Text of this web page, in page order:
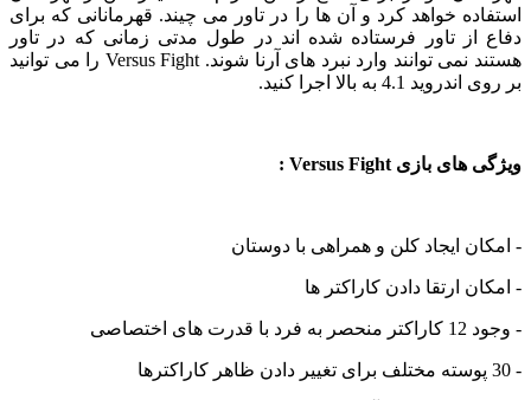
استفاده خواهد کرد و آن ها را در تاور می چیند. قهرمانانی که برای
دفاع از تاور فرستاده شده اند در طول مدتی زمانی که در تاور
هستند نمی توانند وارد نبرد های آرنا شوند. Versus Fight را می توانید
بر روی اندروید 4.1 به بالا اجرا کنید.
ویژگی های بازی Versus Fight :
- امکان ایجاد کلن و همراهی با دوستان
- امکان ارتقا دادن کاراکتر ها
- وجود 12 کاراکتر منحصر به فرد با قدرت های اختصاصی
- 30 پوسته مختلف برای تغییر دادن ظاهر کاراکترها